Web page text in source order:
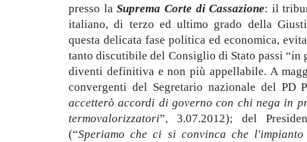
presso laSuprema Corte di Cassazione: il
italiano, di terzo ed ultimo grado della
questa delicata fase politica ed economica,
tanto discutibile del Consiglio di Stato passi “in
diventi definitiva e non più appellabile. A
convergenti del Segretario nazionale del PD
accetterò accordi di governo con chi nega in
termovalorizzatori”, 3.07.2012); del
(“Speriamo che ci si convinca che